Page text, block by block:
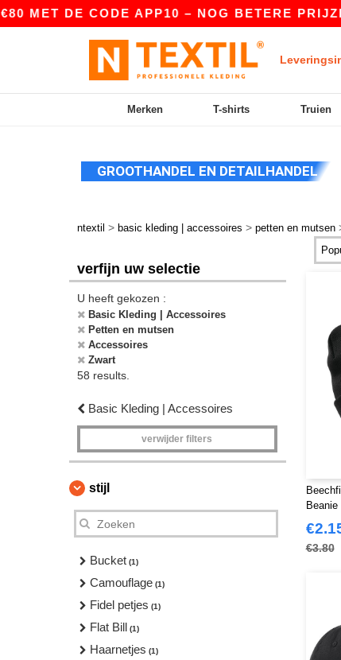
CODE APP10 – NOG BETERE PRIJZEN IN
Merken T-shirts Truien
GROOTHANDEL EN DETAILHANDEL
ntextil > basic kleding | accessoires > petten en mutsen
verfijn uw selectie
U heeft gekozen :
Basic Kleding | Accessoires
Petten en mutsen
Accessoires
Zwart
58 results.
Basic Kleding | Accessoires
verwijder filters
stijl
Bucket (1)
Camouflage (1)
Fidel petjes (1)
Flat Bill (1)
Haarnetjes (1)
Beanie
€3.80